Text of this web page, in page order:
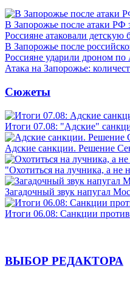
В Запорожье после атаки РФ
Россияне атаковали детскую
В Запорожье после
Россияне ударили дроном
Атака на Запорожье:
Сюжеты
Итоги 07.08: "Адские"
Адские санкции. Решение
"Охотиться на лучника, а не
Загадочный звук напугал
Итоги 06.08: Санкции
ВЫБОР РЕДАКТОРА